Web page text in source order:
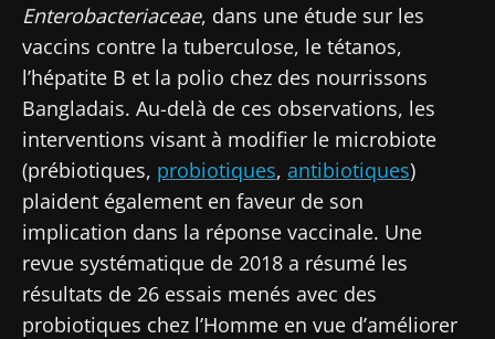
Enterobacteriaceae, dans une étude sur les
vaccins contre la tuberculose, le tétanos,
l’hépatite B et la polio chez des nourrissons
Bangladais. Au-delà de ces observations, les
interventions visant à modifier le microbiote
(prébiotiques, probiotiques, antibiotiques)
plaident également en faveur de son
implication dans la réponse vaccinale. Une
revue systématique de 2018 a résumé les
résultats de 26 essais menés avec des
probiotiques chez l’Homme en vue d’améliorer